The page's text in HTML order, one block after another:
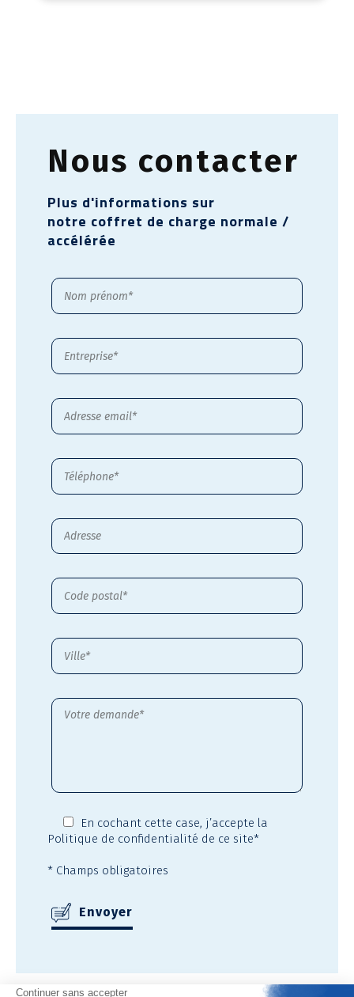
Nous contacter
Plus d'informations sur
notre coffret de charge normale /
accélérée
En cochant cette case, j’accepte la
Politique de confidentialité de ce site*
* Champs obligatoires